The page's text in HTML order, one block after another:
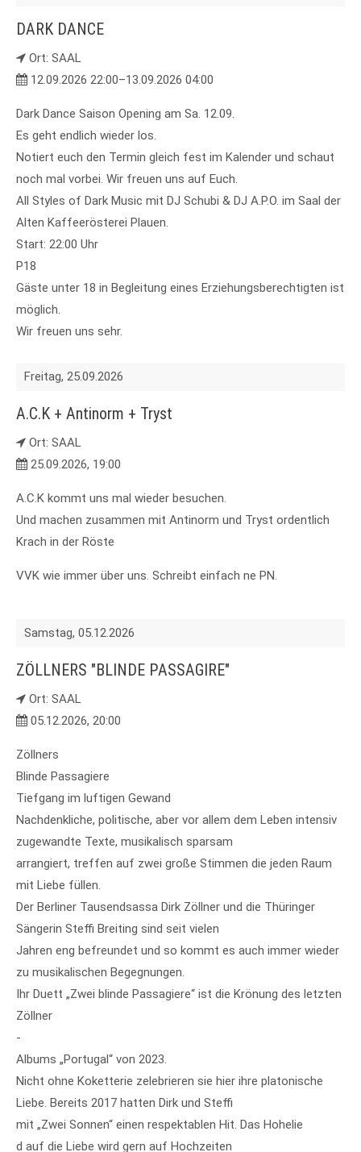
DARK DANCE
Ort: SAAL
12.09.2026 22:00–13.09.2026 04:00
Dark Dance Saison Opening am Sa. 12.09.
Es geht endlich wieder los.
Notiert euch den Termin gleich fest im Kalender und schaut
noch mal vorbei. Wir freuen uns auf Euch.
All Styles of Dark Music mit DJ Schubi & DJ A.P.O. im Saal der
Alten Kaffeerösterei Plauen.
Start: 22:00 Uhr
P18
Gäste unter 18 in Begleitung eines Erziehungsberechtigten ist
möglich.
Wir freuen uns sehr.
Freitag, 25.09.2026
A.C.K + Antinorm + Tryst
Ort: SAAL
25.09.2026, 19:00
A.C.K kommt uns mal wieder besuchen.
Und machen zusammen mit Antinorm und Tryst ordentlich
Krach in der Röste
VVK wie immer über uns. Schreibt einfach ne PN.
Samstag, 05.12.2026
ZÖLLNERS "BLINDE PASSAGIRE"
Ort: SAAL
05.12.2026, 20:00
Zöllners
Blinde Passagiere
Tiefgang im luftigen Gewand
Nachdenkliche, politische, aber vor allem dem Leben intensiv
zugewandte Texte, musikalisch sparsam
arrangiert, treffen auf zwei große Stimmen die jeden Raum
mit Liebe füllen.
Der Berliner Tausendsassa Dirk Zöllner und die Thüringer
Sängerin Steffi Breiting sind seit vielen
Jahren eng befreundet und so kommt es auch immer wieder
zu musikalischen Begegnungen.
Ihr Duett „Zwei blinde Passagiere“ ist die Krönung des letzten
Zöllner
-
Albums „Portugal“ von 2023.
Nicht ohne Koketterie zelebrieren sie hier ihre platonische
Liebe. Bereits 2017 hatten Dirk und Steffi
mit „Zwei Sonnen“ einen respektablen Hit. Das Hohelie
d auf die Liebe wird gern auf Hochzeiten